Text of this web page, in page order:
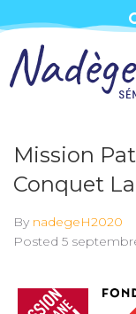
Mission
Conquet
By nadegeH2020
Posted 5